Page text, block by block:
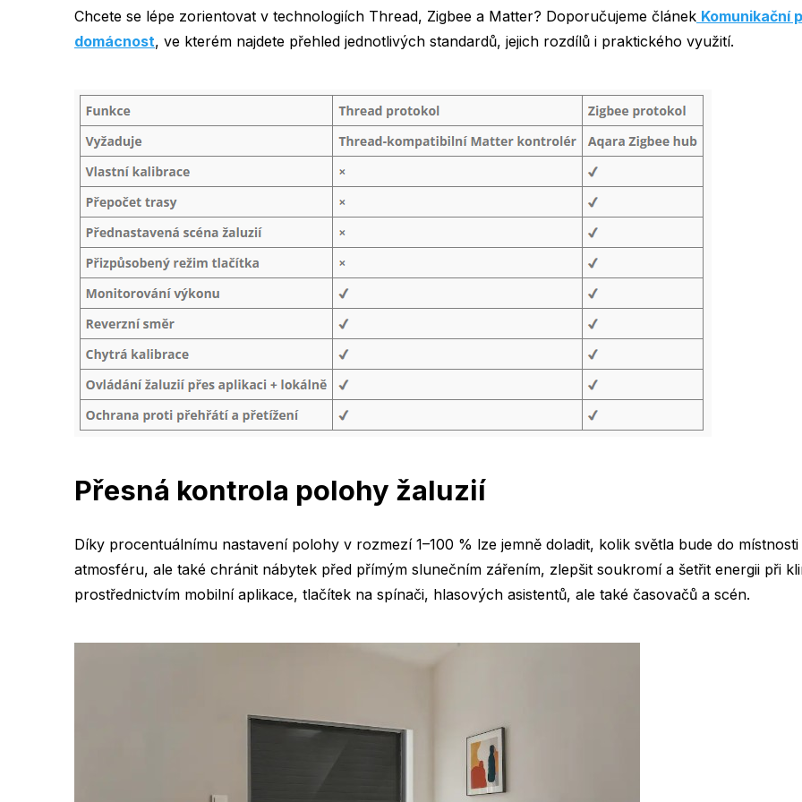
Chcete se lépe zorientovat v technologiích Thread, Zigbee a Matter? Doporučujeme článek Komunikační
domácnost, ve kterém najdete přehled jednotlivých standardů, jejich rozdílů i praktického využití.
Přesná kontrola polohy žaluzií
Díky procentuálnímu nastavení polohy v rozmezí 1–100 % lze jemně doladit, kolik světla bude do
atmosféru, ale také chránit nábytek před přímým slunečním zářením, zlepšit soukromí a šetřit energii při
prostřednictvím mobilní aplikace, tlačítek na spínači, hlasových asistentů, ale také časovačů a scén.